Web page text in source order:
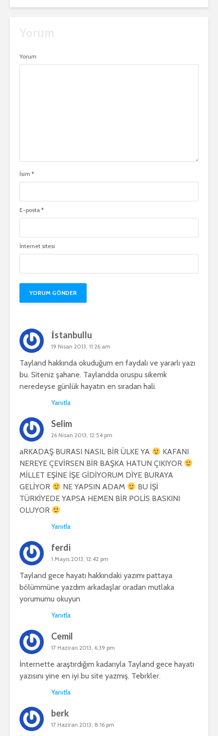
Yorum
İsim *
E-posta *
İnternet sitesi
İstanbullu
19 Nisan 2013, 11:26 am
Tayland hakkında okuduğum en faydalı ve yararlı yazı
bu. Siteniz şahane. Taylandda oruspu sikemk
neredeyse günlük hayatın en sıradan hali.
Yanıtla
Selim
26 Nisan 2013, 12:54 pm
aRKADAŞ BURASI NASIL BİR ÜLKE YA
KAFANI
NEREYE ÇEVİRSEN BİR BAŞKA HATUN ÇIKIYOR
MİLLET EŞİNE İŞE GİDİYORUM DİYE BURAYA
GELİYOR
NE YAPSIN ADAM
BU İŞİ
TÜRKİYEDE YAPSA HEMEN BİR POLİS BASKINI
OLUYOR
Yanıtla
ferdi
1 Mayıs 2013, 12:42 pm
Tayland gece hayatı hakkındaki yazımı pattaya
bölümmüne yazdım arkadaşlar oradan mutlaka
yorumumu okuyun
Yanıtla
Cemil
17 Haziran 2013, 6:39 pm
İnternette araştırdığım kadarıyla Tayland gece hayatı
yazısını yine en iyi bu site yazmış. Tebrkler.
Yanıtla
berk
17 Haziran 2013, 8:16 pm